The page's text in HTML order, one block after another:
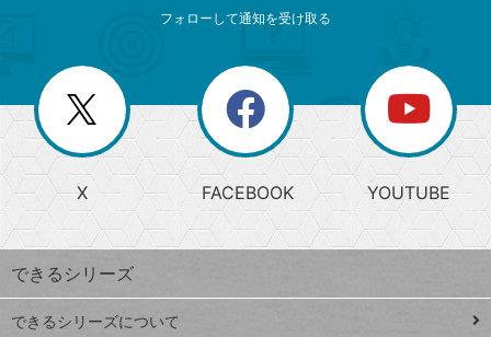
じ
る
search
検
索
上
昇
ワ
ー
ド
閉
じ
る
ー
か
ら
探
す
フォローして通知を受け取る
X FACEBOOK YOUTUBE
できるシリーズ
できるシリーズについて